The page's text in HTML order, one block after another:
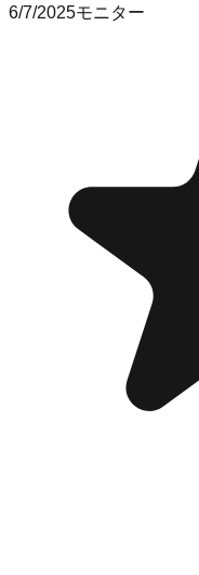
6/7/2025モニター